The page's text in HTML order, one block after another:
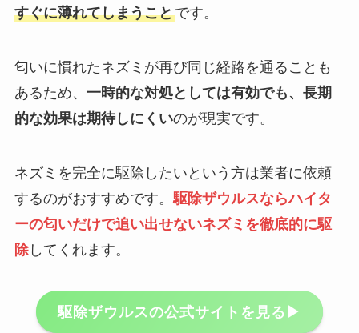
すぐに薄れてしまうことです。
匂いに慣れたネズミが再び同じ経路を通ることも
あるため、 一時的な対処としては有効でも、長期
的な効果は期待しにくいのが現実です。
ネズミを完全に駆除したいという方は業者に依頼
するのがおすすめです。駆除ザウルスならハイタ
ーの匂いだけで追い出せないネズミを徹底的に駆
除してくれます。
駆除ザウルスの公式サイトを見る▶︎